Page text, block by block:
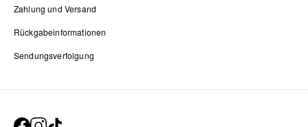
Zahlung und Versand
Rückgabeinformationen
Sendungsverfolgung